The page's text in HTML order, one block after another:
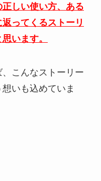
しい使い方、ある
ってくるストーリ
います。
こんなストーリー
いも込めていま